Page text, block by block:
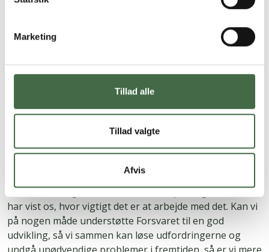
Marketing
Tillad alle
Tillad valgte
Afvis
”Vores medlemmer – soldaterne – er ikke sarte. De
vilkårene skal være på plads. Mange udfordringer kan
imødekommes med relativt få ressourcer, men det
kræver, at man bruger noget tid på ordentlig
planlægning og på at få kommunikeret klart,” siger
I HKKF har man en fortsat dialog med Forsvaret, da
udfordringer med planlægning og kommunikation
desværre ikke er noget nyt, men bliver forstærket
”Det her er noget, vi skal have fokus på – og Covid-19
har vist os, hvor vigtigt det er at arbejde med det. Kan vi
på nogen måde understøtte Forsvaret til en god
udvikling, så vi sammen kan løse udfordringerne og